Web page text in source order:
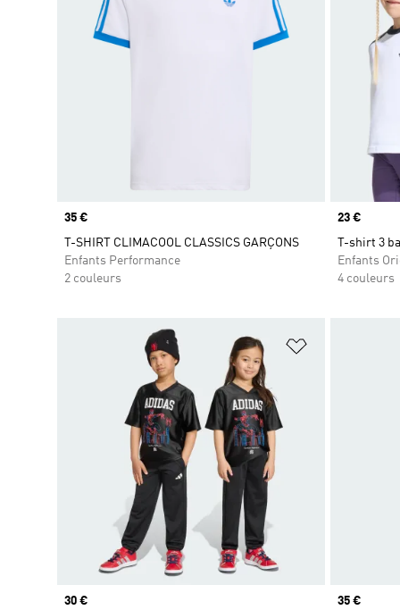
Prix
35 €
T-SHIRT CLIMACOOL CLASSICS GARÇONS
Enfants Performance
2 couleurs
Prix
23 €
T-shirt 3
Enfants
4 couleurs
Ajouter à la
Prix
30 €
Prix
35 €